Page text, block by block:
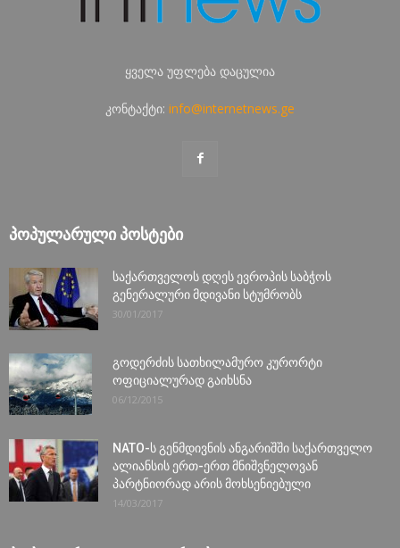
ყველა უფლება დაცულია
კონტაქტი: info@internetnews.ge
ᲞᲝᲞᲣᲚᲐᲠᲣᲚᲘ ᲞᲝᲡᲢᲔᲑᲘ
საქართველოს დღეს ევროპის საბჭოს
გენერალური მდივანი სტუმრობს
30/01/2017
გოდერძის სათხილამურო კურორტი
ოფიციალურად გაიხსნა
06/12/2015
NATO-ს გენმდივნის ანგარიშში საქართველო
ალიანსის ერთ-ერთ მნიშვნელოვან
პარტნიორად არის მოხსენიებული
14/03/2017